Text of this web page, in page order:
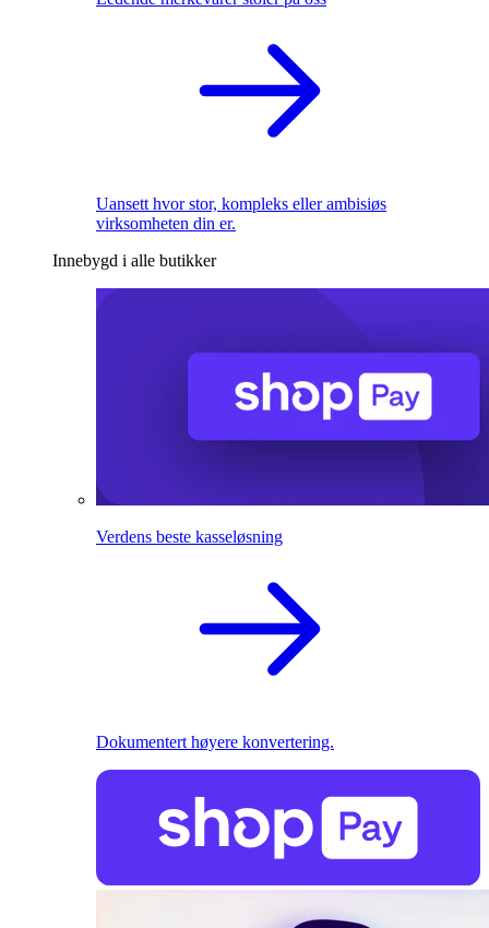
Uansett hvor stor, kompleks eller ambisiøs
virksomheten din er.
Innebygd i alle butikker
Verdens beste kasseløsning
Dokumentert høyere konvertering.